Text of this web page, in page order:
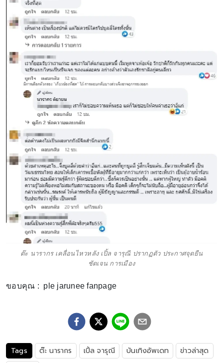
ต๊ะ นารากร เคลื่อนไหวหลัง เปิ้ล จารุณี ปรากฏตัว ประกาศจุดยืน
ชัดเจน การเมือง
ขอบคุณ : ple jarunee fanpage
Tags ต๊ะ นารากร เปิ้ล จารุณี บันเทิงอัพเดท
ข่าวล่าสุด